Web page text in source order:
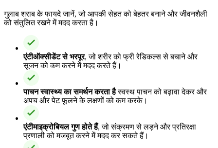
गुलाब शराब के फायदे जानें, जो आपकी सेहत को बेहतर बनाने और जीवनशैली
को संतुलित रखने में मदद करता है।
एंटीऑक्सीडेंट से भरपूर, जो शरीर को फ्री रेडिकल्स से बचाने और
सूजन को कम करने में मदद करते हैं।
पाचन स्वास्थ्य का समर्थन करता हैस्वस्थ पाचन को बढ़ावा देकर और
अपच और पेट फूलने के लक्षणों को कम करके।
एंटीमाइक्रोबियल गुण होते हैं, जो संक्रमण से लड़ने और प्रतिरक्षा
प्रणाली को मजबूत करने में मदद कर सकते हैं।